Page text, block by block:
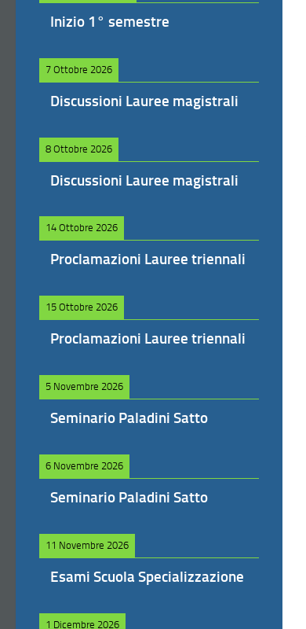
Inizio 1° semestre
7 Ottobre 2026
Discussioni Lauree magistrali
8 Ottobre 2026
Discussioni Lauree magistrali
14 Ottobre 2026
Proclamazioni Lauree triennali
15 Ottobre 2026
Proclamazioni Lauree triennali
5 Novembre 2026
Seminario Paladini Satto
6 Novembre 2026
Seminario Paladini Satto
11 Novembre 2026
Esami Scuola Specializzazione
1 Dicembre 2026